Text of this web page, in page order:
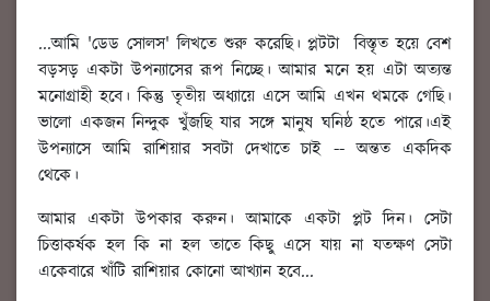
...আমি 'ডেড সোলস' লিখতে শুরু করেছি। প্লটটা বিস্তৃত হয়ে বেশ
বড়সড় একটা উপন্যাসের রূপ নিচ্ছে। আমার মনে হয় এটা অত্যন্ত
মনোগ্রাহী হবে। কিন্তু তৃতীয় অধ্যায়ে এসে আমি এখন থমকে গেছি।
ভালো একজন নিন্দুক খুঁজছি যার সঙ্গে মানুষ ঘনিষ্ঠ হতে পারে।এই
উপন্যাসে আমি রাশিয়ার সবটা দেখাতে চাই -- অন্তত একদিক
থেকে।
আমার একটা উপকার করুন। আমাকে একটা প্লট দিন। সেটা
চিত্তাকর্ষক হল কি না হল তাতে কিছু এসে যায় না যতক্ষণ সেটা
একেবারে খাঁটি রাশিয়ার কোনো আখ্যান হবে...